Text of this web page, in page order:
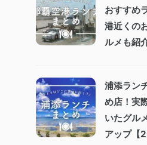
おすすめ
港近くの
ルメも紹
浦添ラン
め店！実
いたグル
アップ【